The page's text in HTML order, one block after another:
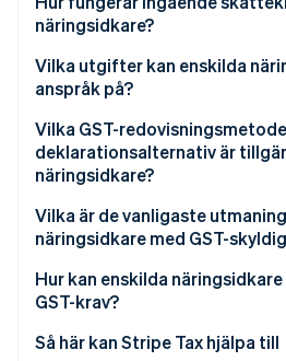
näringsidkare?
Vilka utgifter kan enskilda
anspråk på?
Kostnader för hemmakontor
Fordon och resor
Utrustning och verktyg
Lager och material
Tjänster och abonnemang
Vilka GST-
deklarationsalternativ är
näringsidkare?
Redovisningsmetoder
Tajming för deklaration
Justera din konfiguration
Vilka är de vanligaste
näringsidkare med GST-
Hur kan enskilda
GST-krav?
Så här kan Stripe Tax hjälpa till